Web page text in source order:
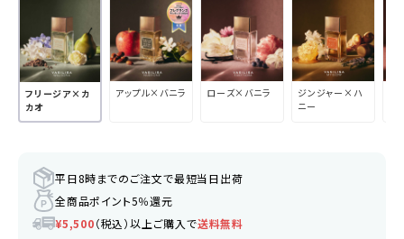
フリージア×カ
カオ
アップル×バニラ ローズ×バニラ
ジンジャー×ハ
ニー
平日8時までのご注文で最短当日出荷
全商品ポイント5％還元
¥5,500（税込）以上ご購入で送料無料